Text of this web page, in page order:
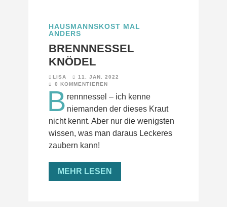
HAUSMANNSKOST MAL
ANDERS
BRENNNESSEL
KNÖDEL
LISA
11. JAN. 2022
0 KOMMENTIEREN
B rennnessel – ich kenne
niemanden der dieses Kraut
nicht kennt. Aber nur die wenigsten
wissen, was man daraus Leckeres
zaubern kann!
MEHR LESEN